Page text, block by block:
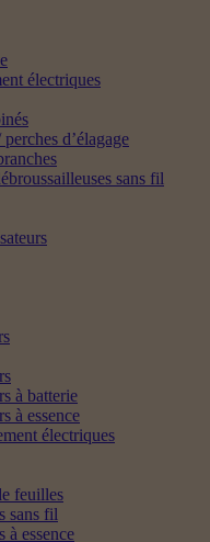
électriques
d’élagage
sans fil
à batterie
à essence
électriques
feuilles
sans fil
à essence